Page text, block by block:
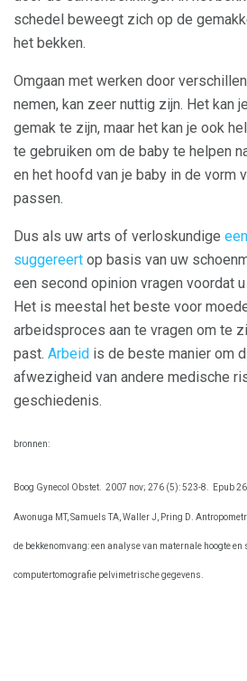
schedel beweegt zich op de
het bekken.
Omgaan met werken door
nemen, kan zeer nuttig zijn. Het kan
gemak te zijn, maar het kan je ook
te gebruiken om de baby te helpen
en het hoofd van je baby in de vorm
passen.
Dus als uw arts of verloskundige
suggereert op basis van uw
een second opinion vragen voordat
Het is meestal het beste voor
arbeidsproces aan te vragen om te
past. Arbeid is de beste manier om
afwezigheid van andere medische
geschiedenis.
bronnen:
Boog Gynecol Obstet. 2007 nov; 276 (5): 523-8. Epub
Awonuga MT, Samuels TA, Waller J, Pring D.
de bekkenomvang: een analyse van maternale hoogte en
computertomografie pelvimetrische gegevens.